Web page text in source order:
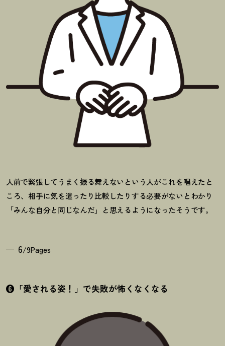
人前で緊張してうまく振る舞えないという人がこれを唱えたと
ころ、相手に気を遣ったり比較したりする必要がないとわかり
「みんな自分と同じなんだ」と思えるようになったそうです。
6/9Pages
❻「愛される姿 ！ 」で失敗が怖くなくなる